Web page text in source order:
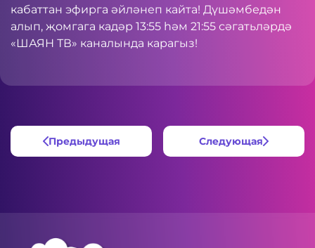
кабаттан эфирга әйләнеп кайта! Дүшәмбедән
алып, җомгага кадәр 13:55 һәм 21:55 сәгатьләрдә
«ШАЯН ТВ» каналында карагыз!
Предыдущая Следующая